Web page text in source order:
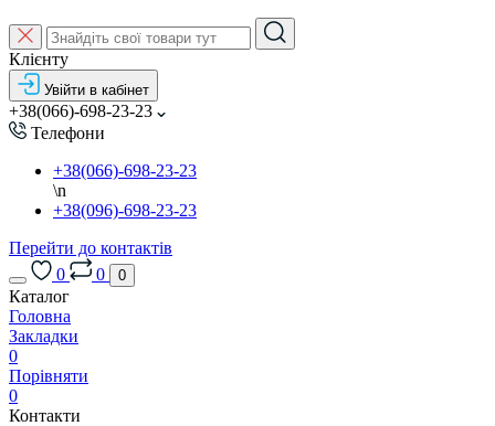
Клієнту
Увійти в кабінет
+38(066)-698-23-23
Телефони
+38(066)-698-23-23
\n
+38(096)-698-23-23
Перейти до контактів
0
0 0
Каталог
Головна
Закладки
0
Порівняти
0
Контакти